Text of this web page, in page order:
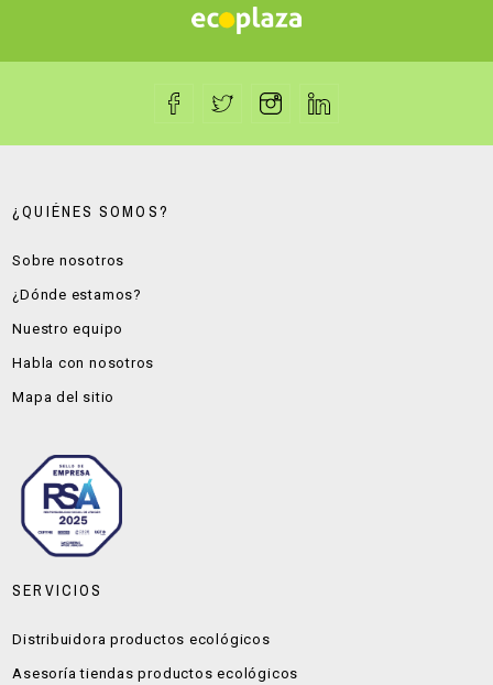
¿QUIÉNES SOMOS?
Sobre nosotros
¿Dónde estamos?
Nuestro equipo
Habla con nosotros
Mapa del sitio
SERVICIOS
Distribuidora productos ecológicos
Asesoría tiendas productos ecológicos